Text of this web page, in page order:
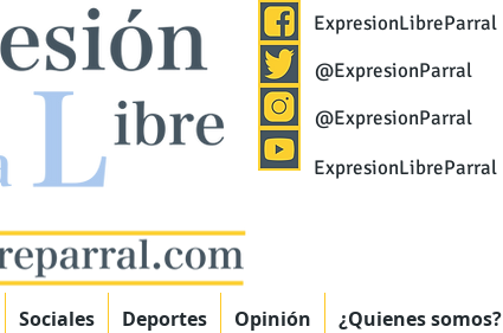
ExpresionLibreParral
@ExpresionParral
@ExpresionParral
ExpresionLibreParral
Sociales Deportes Opinión ¿Quienes somos?